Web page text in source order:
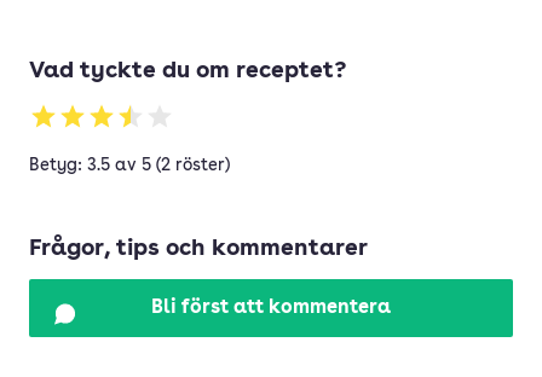
Vad tyckte du om receptet?
Betyg: 3.5 av 5 (2 röster)
Frågor, tips och kommentarer
Bli först att kommentera